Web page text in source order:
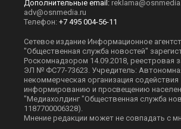
Дополнительные email:
adv@osnmedia.ru
Телефон: +7 495 004-56-11
Сетевое издание Информационное
"Общественная служба новостей"
Роскомнадзором 14.09.2018, реестровая
ЭЛ № ФС77-73623. Учредитель:
некоммерческая организация содействия
информированию и просвещению
"Медиахолдинг "Общественная служба
1187700006328).
Мнение редакции может не совпадать с